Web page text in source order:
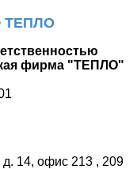
ТЕПЛО
фирма "ТЕПЛО"
д. 14, офис 213 , 209